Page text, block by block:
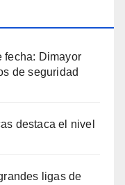
fecha: Dimayor
de seguridad
destaca el nivel
ligas de